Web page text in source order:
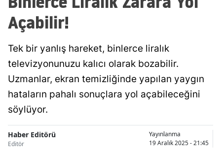
Açabilir!
Tek bir yanlış hareket, binlerce liralık
televizyonunuzu kalıcı olarak bozabilir.
Uzmanlar, ekran temizliğinde yapılan yaygın
hataların pahalı sonuçlara yol açabileceğini
söylüyor.
Haber Editörü
Editör
Yayınlanma
19 Aralık 2025 - 21:45